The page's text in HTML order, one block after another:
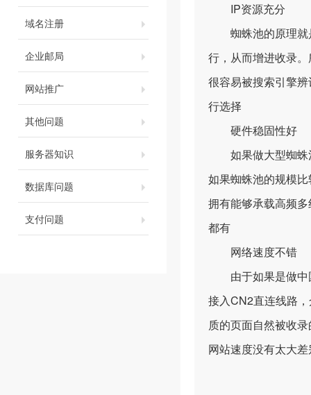
域名注册
企业邮局
网站推广
其他问题
服务器知识
数据库问题
支付问题
IP资源充分
蜘蛛池的原理就
行，从而增进收录
很容易被搜索引擎
行选择
硬件稳固性好
如果做大型蜘蛛
如果蜘蛛池的规模
拥有能够承载高频
都有
网络速度不错
由于如果是做中
接入CN2直连线路
质的页面自然被收
网站速度没有太大